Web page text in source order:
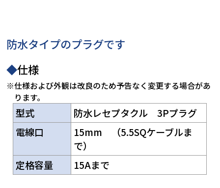
防水タイプのプラグです
◆仕様
※仕様および外観は改良のため予告なく変更する場合があ
ります。
型式
防水レセプタクル 3Pプラグ
電線口
15mm （5.5SQケーブルま
で）
定格容量
15Aまで